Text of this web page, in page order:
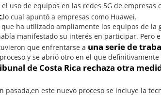
uso de equipos en las redes 5G de
,lo cual apuntó a empresas como Huawei.
que ha utilizado ampliamente los equipos de
manifestado su interés en participar. Pero
que enfrentarse a una serie de
y se abrió otro en el que
de Costa Rica rechaza otra
pasada,en este nuevo proceso se incluye la